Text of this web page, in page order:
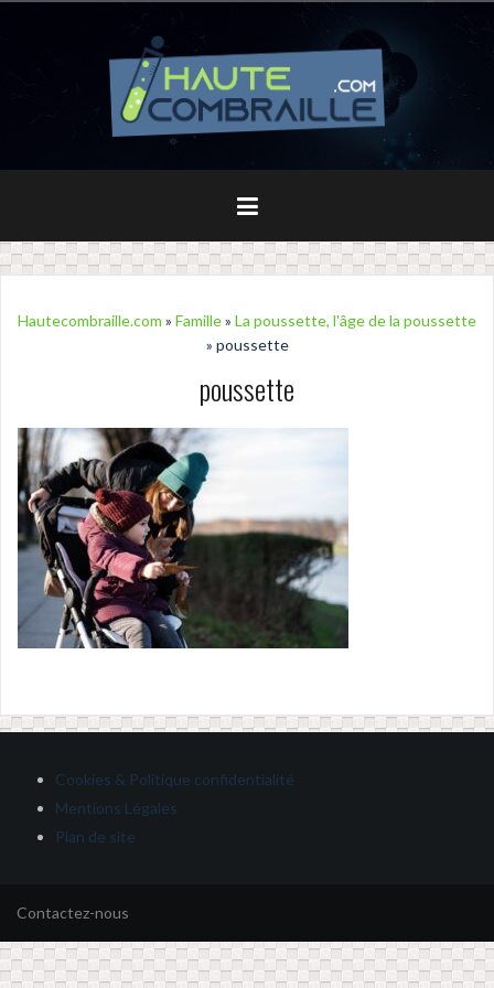
Hautecombraille.com » Famille» La poussette, l'âge de la poussette
» poussette
poussette
Cookies & Politique confidentialité
Mentions Légales
Plan de site
Contactez-nous